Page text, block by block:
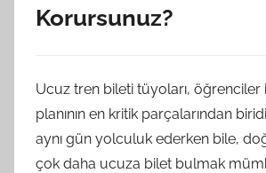
Korursunuz?
Ucuz tren bileti tüyoları, öğrenciler
planının en kritik parçalarından
aynı gün yolculuk ederken bile,
çok daha ucuza bilet bulmak